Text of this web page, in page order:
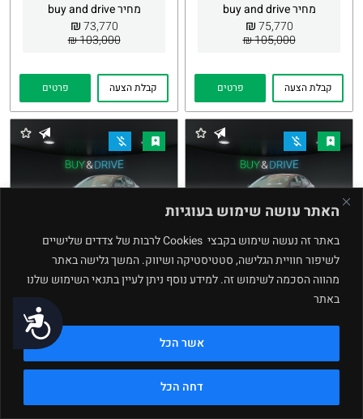
נגישות
האתר עושה שימוש בעוגיות
באתר זה נעשה שימוש בקבצי Cookies לרבות של צדדים שלישיים
לשיפור חוויית הגלישה, סטטיסטיקה ושיווק. המשך גלישה באתר
מהווה הסכמה לשימוש זה. למידע נוסף ניתן לעיין בתנאי השימוש שלנו
באתר
דחה הכל
אשר הכל
מחיר buy and drive
75,770
₪
105,000 ₪
קבלת הצעה פרטים
מחיר buy and drive
73,770
₪
103,000 ₪
קבלת הצעה פרטים
Kia Rio
מחיר buy and drive
103,000 ₪
העתקת
קבלת הצעה פרטים
Kia Rio
מחיר buy and drive
89,000 ₪
Whatsapp
קבלת הצעה פרטים